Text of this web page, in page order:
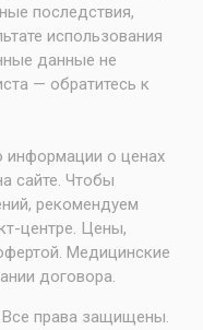
последствия,
использования
данные не
— обратитесь к
информации о ценах
сайте. Чтобы
рекомендуем
центре. Цены,
Медицинские
договора.
права защищены.